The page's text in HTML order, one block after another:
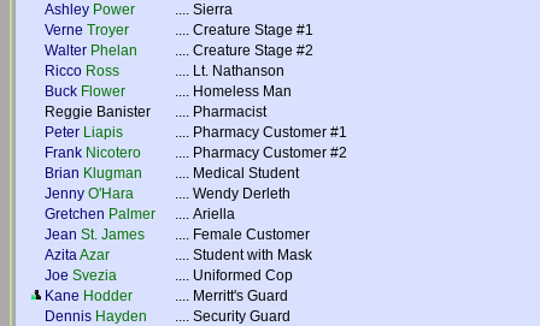
Ashley Power .... Sierra
Verne Troyer .... Creature Stage #1
Walter Phelan .... Creature Stage #2
Ricco Ross .... Lt. Nathanson
Buck Flower .... Homeless Man
Reggie Banister
.... Pharmacist
Peter Liapis .... Pharmacy Customer #1
Frank Nicotero .... Pharmacy Customer #2
Brian Klugman .... Medical Student
Jenny O'Hara .... Wendy Derleth
Gretchen Palmer .... Ariella
Jean St. James .... Female Customer
AzitaAzar .... Student with Mask
Joe Svezia .... Uniformed Cop
Kane Hodder .... Merritt's Guard
Dennis Hayden .... Security Guard